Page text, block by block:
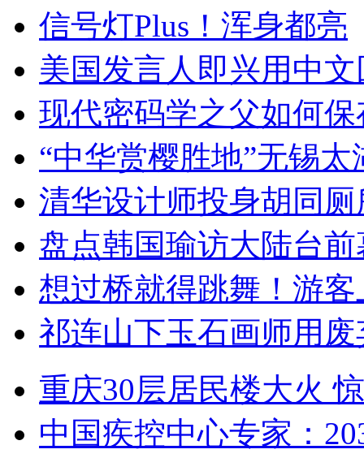
信号灯Plus！浑身都亮
美国发言人即兴用中
现代密码学之父如何
“中华赏樱胜地”无锡
清华设计师投身胡同
盘点韩国瑜访大陆台
想过桥就得跳舞！游客
祁连山下玉石画师用
重庆30层居民楼大火
中国疾控中心专家：